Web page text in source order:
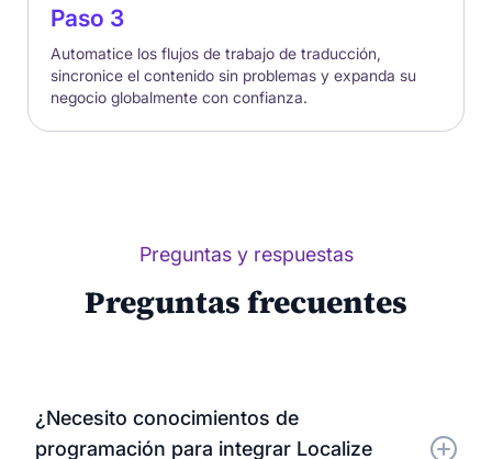
Paso 3
Automatice los flujos de trabajo de traducción,
sincronice el contenido sin problemas y expanda su
negocio globalmente con confianza.
Preguntas y respuestas
Preguntas frecuentes
¿Necesito conocimientos de
programación para integrar Localize